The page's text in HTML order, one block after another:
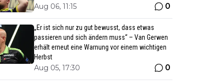
Aug 06, 11:15 0
„Er ist sich nur zu gut bewusst, dass etwas
passieren und sich ändern muss“ – Van Gerwen
erhält erneut eine Warnung vor einem wichtigen
Herbst
Aug 05, 17:30 0